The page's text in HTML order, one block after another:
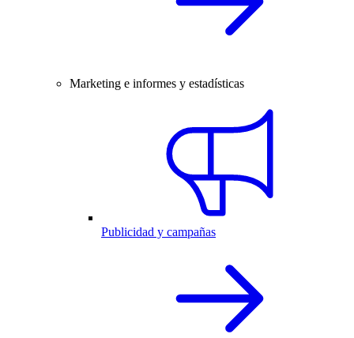
Marketing e informes y estadísticas
Publicidad y campañas